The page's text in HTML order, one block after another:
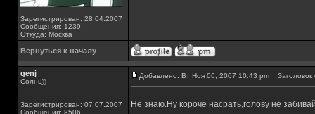
Зарегистрирован: 28.04.2007
Сообщения: 1239
Откуда: Москва
Вернуться к началу
genj
Солнц))
Зарегистрирован: 07.07.2007
Сообщения: 8506
Добавлено: Вт Ноя 06, 2007 10:43 pm Заголовок
Не знаю.Ну короче насрать,голову не